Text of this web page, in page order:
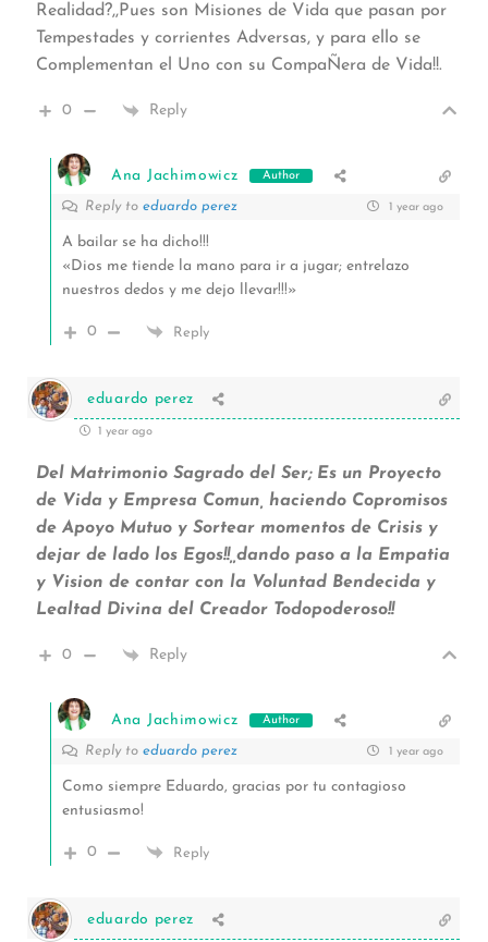
Realidad?,,Pues son Misiones de Vida que pasan por
Tempestades y corrientes Adversas, y para ello se
Complementan el Uno con su CompaÑera de Vida!!.
0 Reply
Ana Jachimowicz Author
Reply to eduardo perez 1 year ago
A bailar se ha dicho!!!
«Dios me tiende la mano para ir a jugar; entrelazo
nuestros dedos y me dejo llevar!!!»
0 Reply
eduardo perez
1 year ago
Del Matrimonio Sagrado del Ser; Es un Proyecto
de Vida y Empresa Comun, haciendo Copromisos
de Apoyo Mutuo y Sortear momentos de Crisis y
dejar de lado los Egos!!,,dando paso a la Empatia
y Vision de contar con la Voluntad Bendecida y
Lealtad Divina del Creador Todopoderoso!!
0 Reply
Ana Jachimowicz Author
Reply to eduardo perez 1 year ago
Como siempre Eduardo, gracias por tu contagioso
entusiasmo!
0 Reply
eduardo perez